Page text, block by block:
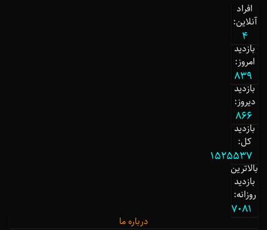
افراد
آنلاین:
4
بازدید
امروز:
839
بازدید
دیروز:
866
بازدید
کل:
1525537
بالاترین
بازدید
روزانه:
7081
درباره ما